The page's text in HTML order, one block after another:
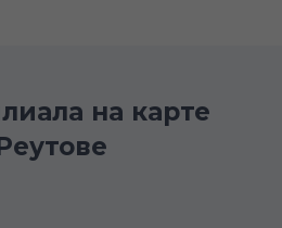
на карте